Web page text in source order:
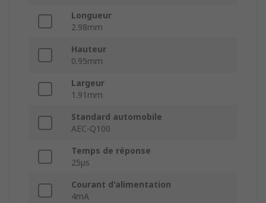
Longueur
2.98mm
Hauteur
0.95mm
Largeur
1.91mm
Standard automobile
AEC-Q100
Temps de réponse
25μs
Courant d'alimentation
4mA